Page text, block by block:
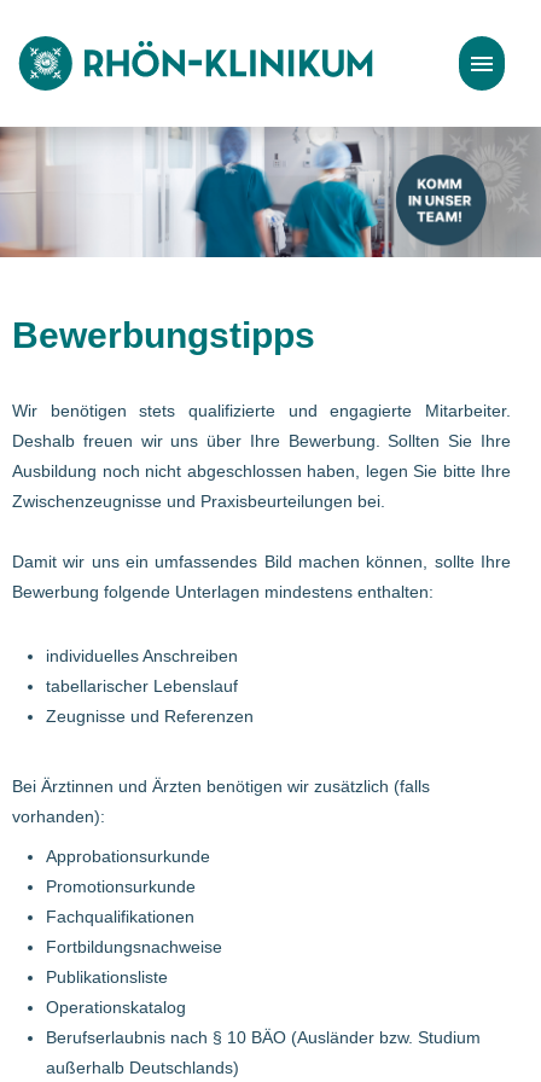
Stellenangebote
Bewerbungstipps
Bewerbungstipps
Wir benötigen stets qualifizierte und engagierte Mitarbeiter.
Deshalb freuen wir uns über Ihre Bewerbung. Sollten Sie Ihre
Ausbildung noch nicht abgeschlossen haben, legen Sie bitte Ihre
Zwischenzeugnisse und Praxisbeurteilungen bei.
Damit wir uns ein umfassendes Bild machen können, sollte Ihre
Bewerbung folgende Unterlagen mindestens enthalten:
individuelles Anschreiben
tabellarischer Lebenslauf
Zeugnisse und Referenzen
Bei Ärztinnen und Ärzten benötigen wir zusätzlich (falls
vorhanden):
Approbationsurkunde
Promotionsurkunde
Fachqualifikationen
Fortbildungsnachweise
Publikationsliste
Operationskatalog
Berufserlaubnis nach § 10 BÄO (Ausländer bzw. Studium
außerhalb Deutschlands)